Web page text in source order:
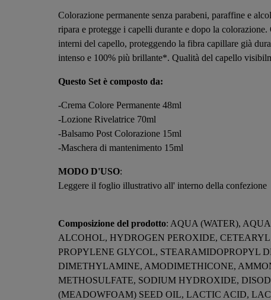
Colorazione permanente senza parabeni, paraffine e
ripara e protegge i capelli durante e dopo la
interni del capello, proteggendo la fibra capillare già
intenso e 100% più brillante*. Qualità del capello
Questo Set è composto da:
-Crema Colore Permanente 48ml
-Lozione Rivelatrice 70ml
-Balsamo Post Colorazione 15ml
-Maschera di mantenimento 15ml
MODO D'USO:
Leggere il foglio illustrativo all' interno della confezione
Composizione del prodotto: AQUA (WATER),
ALCOHOL, HYDROGEN PEROXIDE,
PROPYLENE GLYCOL, STEARAMIDOPROPYL
DIMETHYLAMINE, AMODIMETHICONE,
METHOSULFATE, SODIUM HYDROXIDE,
(MEADOWFOAM) SEED OIL, LACTIC ACID,